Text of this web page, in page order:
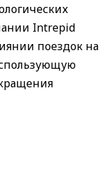
Intrepid
поездок на